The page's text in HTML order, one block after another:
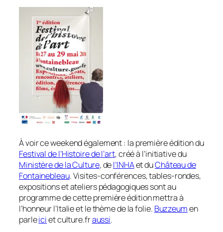
À voir ce weekend également : la première édition du
Festival de l’Histoire de l’art, créé à l’initiative du
Ministère de la Culture, del’INHAet duChâteau de
Fontainebleau. Visites-conférences, tables-rondes,
expositions et ateliers pédagogiques sont au
programme de cette première édition mettra à
l’honneur l’Italie et le thème de la folie. Buzzeumen
parleiciet culture.fraussi.